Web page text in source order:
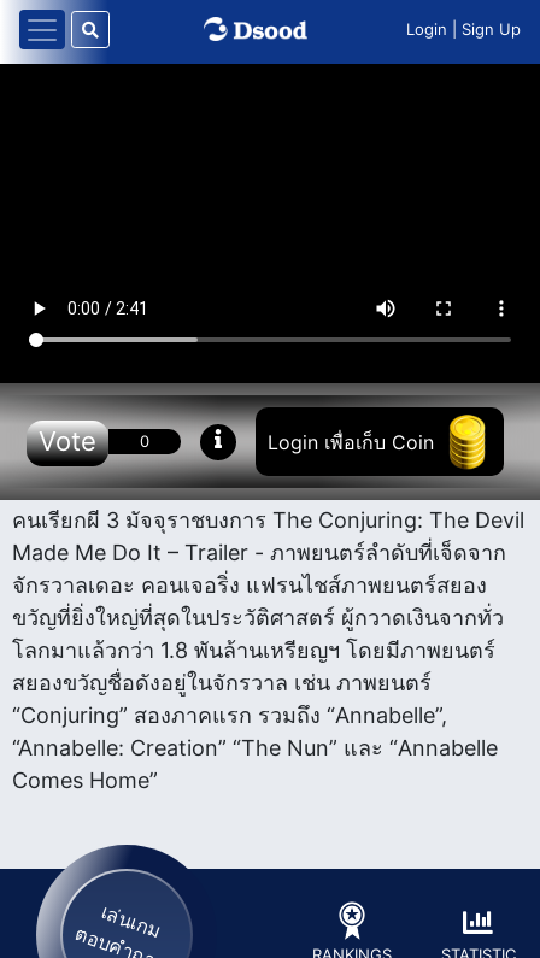
Login Sign Up
Vote 0 Login เพื่อเก็บ Coin
คนเรียกผี 3 มัจจุราชบงการ The Conjuring: The Devil
Made Me Do It – Trailer - ภาพยนตร์ลำดับที่เจ็ดจาก
จักรวาลเดอะ คอนเจอริ่ง แฟรนไชส์ภาพยนตร์สยอง
ขวัญที่ยิ่งใหญ่ที่สุดในประวัติศาสตร์ ผู้กวาดเงินจากทั่ว
โลกมาแล้วกว่า 1.8 พันล้านเหรียญฯ โดยมีภาพยนตร์
สยองขวัญชื่อดังอยู่ในจักรวาล เช่น ภาพยนตร์
“Conjuring” สองภาคแรก รวมถึง “Annabelle”,
“Annabelle: Creation” “The Nun” และ “Annabelle
Comes Home”
เล่นเกม
STATISTIC